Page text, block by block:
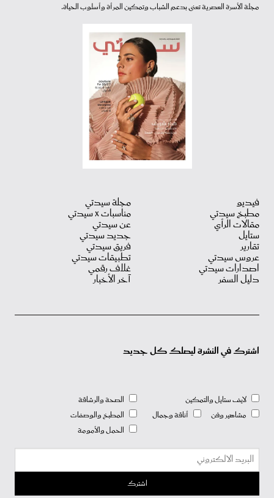
مجلة الأسرة العصرية تعنى بدعم الشباب وتمكين المرأة وأسلوب الحياة.
فيديو
مطبخ سيدتي
مقالات الرأي
ستايل
تقارير
عروس سيدتي
اصدارات سيدتي
دليل السفر
مجلة سيدتي
مناسبات X سيدتي
عن سيدتي
جديد سيدتي
فريق سيدتي
تطبيقات سيدتي
غلاف رقمي
آخر الأخبار
اشترك في النشرة ليصلك كل جديد
لايف ستايل والتمكين
مشاهير وفن
أناقة وجمال
الصحة والرشاقة
المطبخ والوصفات
الحمل والأمومة